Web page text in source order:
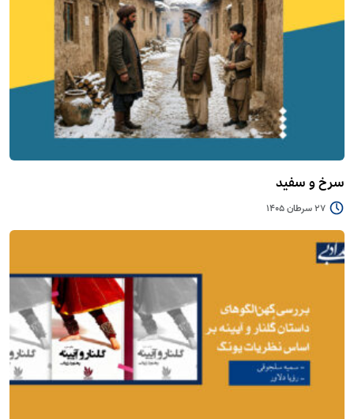
سرخ و سفید
27 سرطان 1405